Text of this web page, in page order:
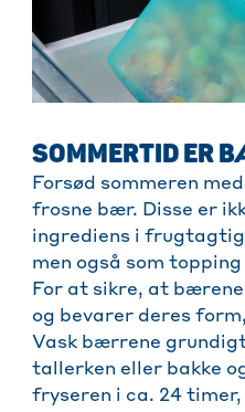
SOMMERTID ER
Forsød sommeren
frosne bær. Disse er
ingrediens i
men også som
For at sikre, at bærene
og bevarer deres
Vask bærrene
tallerken eller bakke
fryseren i ca. 24